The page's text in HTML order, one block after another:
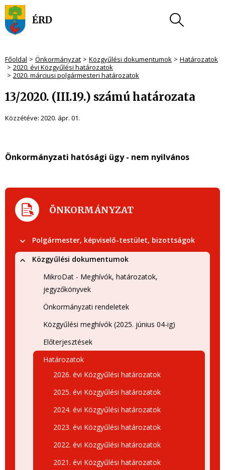
Főoldal Önkormányzat Közgyűlési dokumentumok
Határozatok
2020. évi Közgyűlési határozatok
2020. márciusi polgármesteri határozatok
13/2020. (III.19.) számú határozata
Közzétéve: 2020. ápr. 01.
Önkormányzati hatósági ügy - nem nyilvános
ÖNKORMÁNYZAT
Polgármester, képviselő-testület, bizottságok
Közgyűlési dokumentumok
MikroDat - Meghívók, határozatok,
jegyzőkönyvek
Önkormányzati rendeletek
Közgyűlési meghívók (2025. június 04-ig)
Előterjesztések
Határozatok
2026. évi Közgyűlési határozatok
2025. évi Közgyűlési határozatok
2024. évi Közgyűlési határozatok
2023. évi Közgyűlési határozatok
2022. évi Közgyűlési határozatok
2021. évi Közgyűlési határozatok